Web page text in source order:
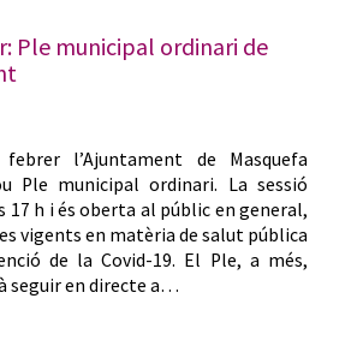
Ple municipal ordinari de
l’Ajuntament de Masquefa
Ple municipal ordinari. La sessió
17 h i és oberta al públic en general,
vigents en matèria de salut pública
de la Covid-19. El Ple, a més,
seguir en directe a…